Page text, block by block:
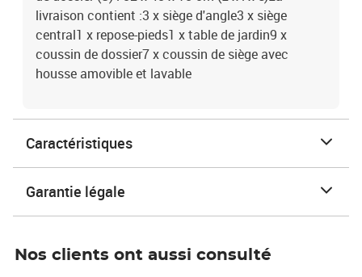
livraison contient :3 x siège d'angle3 x siège
central1 x repose-pieds1 x table de jardin9 x
coussin de dossier7 x coussin de siège avec
housse amovible et lavable
Caractéristiques
Garantie légale
Nos clients ont aussi consulté